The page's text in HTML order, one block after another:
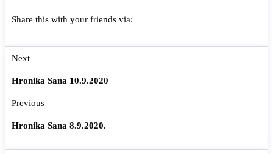
Share this with your friends via:
Next
Hronika Sana 10.9.2020
Previous
Hronika Sana 8.9.2020.